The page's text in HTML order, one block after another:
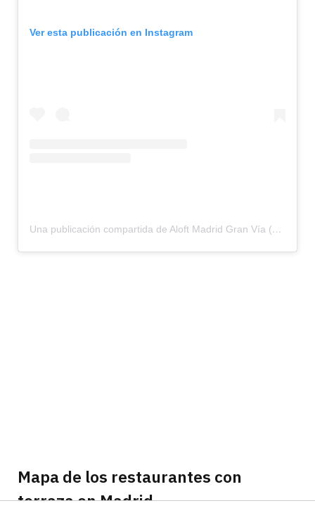
Ver esta publicación en Instagram
Una publicación compartida de Aloft Madrid Gran Vía (@aloftmadridgranvia)
Mapa de los restaurantes con
terraza en Madrid